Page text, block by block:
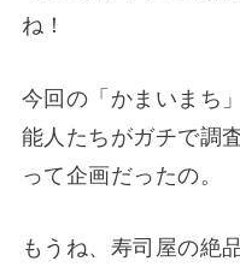
ね！
今回の「かまいまち
能人たちがガチで調
って企画だったの。
もうね、寿司屋の絶